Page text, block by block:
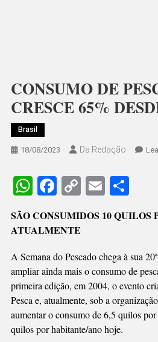
CONSUMO DE
CRESCE 65%
Brasil
18/08/2023 Da Redação
WhatsApp
Facebook
CopyEmail
SÃO CONSUMIDOS 10
ATUALMENTE
A Semana do Pescado chega à sua
ampliar ainda mais o consumo de
primeira edição, em 2004, o evento
Pesca e, atualmente, sob a
aumentar o consumo de 6,5 quilos
quilos por habitante/ano hoje.